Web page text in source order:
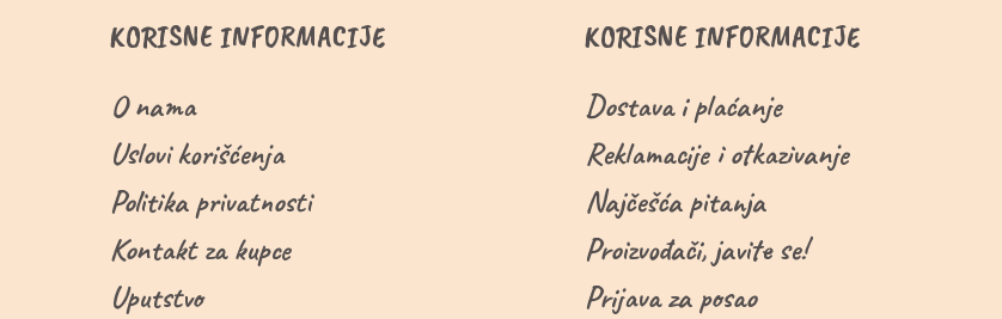
KORISNE INFORMACIJE
O nama
Uslovi korišćenja
Politika privatnosti
Kontakt za kupce
Uputstvo
KORISNE INFORMACIJE
Dostava i plaćanje
Reklamacije i otkazivanje
Najčešća pitanja
Proizvođači, javite se!
Prijava za posao